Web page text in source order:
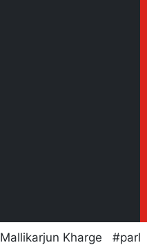
Mallikarjun Kharge